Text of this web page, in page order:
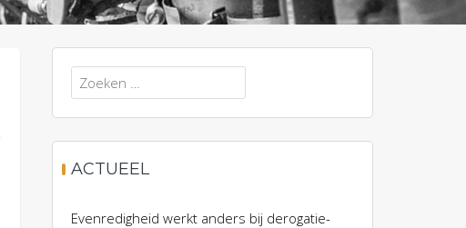
Zoeken
naar:
ACTUEEL
Evenredigheid werkt anders bij derogatie-